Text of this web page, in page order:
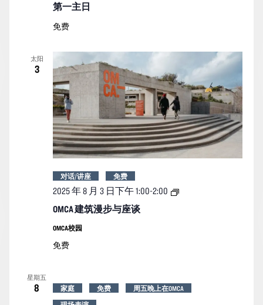
第一主日
免费
太阳
3
OMCA 建筑漫步与座谈
2025 年 8 月 3 日下午 1:00-2:00
OMCA
对话/讲座 免费
OMCA校园
免费
星期五
8 家庭 免费
周五晚上在OMCA